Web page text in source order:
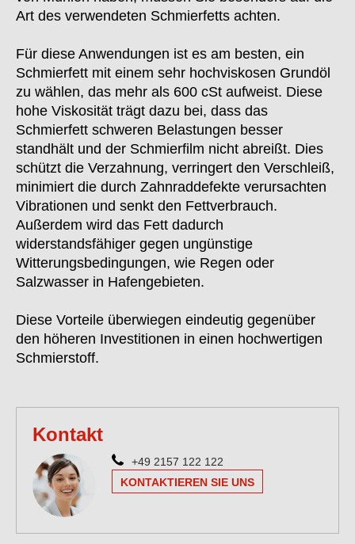
Art des verwendeten Schmierfetts achten.
Für diese Anwendungen ist es am besten, ein
Schmierfett mit einem sehr hochviskosen Grundöl
zu wählen, das mehr als 600 cSt aufweist. Diese
hohe Viskosität trägt dazu bei, dass das
Schmierfett schweren Belastungen besser
standhält und der Schmierfilm nicht abreißt. Dies
schützt die Verzahnung, verringert den Verschleiß,
minimiert die durch Zahnraddefekte verursachten
Vibrationen und senkt den Fettverbrauch.
Außerdem wird das Fett dadurch
widerstandsfähiger gegen ungünstige
Witterungsbedingungen, wie Regen oder
Salzwasser in Hafengebieten.
Diese Vorteile überwiegen eindeutig gegenüber
den höheren Investitionen in einen hochwertigen
Schmierstoff.
Kontakt
+49 2157 122 122
KONTAKTIEREN SIE UNS